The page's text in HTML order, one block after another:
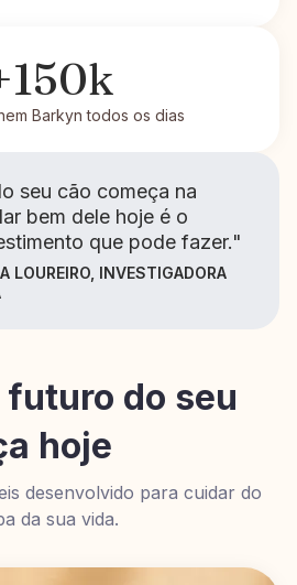
Barkyn todos os dias
seu cão começa na
bem dele hoje é o
que pode fazer."
LOUREIRO, INVESTIGADORA
futuro do seu
hoje
desenvolvido para cuidar do
da sua vida.